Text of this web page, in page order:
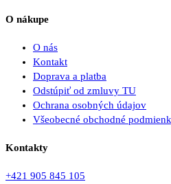
O nákupe
O nás
Kontakt
Doprava a platba
Odstúpiť od zmluvy TU
Ochrana osobných údajov
Všeobecné obchodné
Kontakty
+421 905 845 105